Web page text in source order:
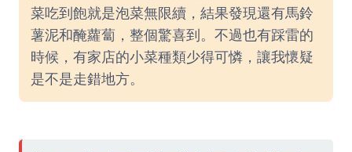
菜吃到飽就是泡菜無限續，結果發現還有馬鈴
薯泥和醃蘿蔔，整個驚喜到。不過也有踩雷的
時候，有家店的小菜種類少得可憐，讓我懷疑
是不是走錯地方。